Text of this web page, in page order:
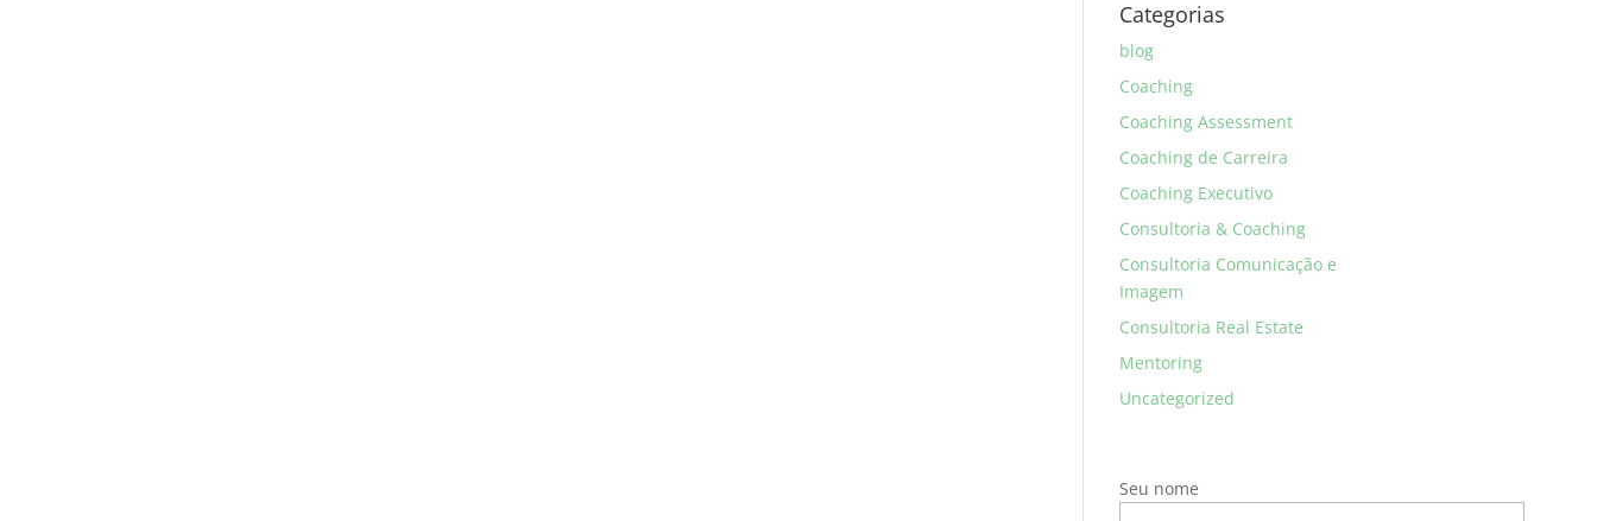
Categorias
blog
Coaching
Coaching Assessment
Coaching de Carreira
Coaching Executivo
Consultoria & Coaching
Consultoria Comunicação e
Imagem
Consultoria Real Estate
Mentoring
Uncategorized
Seu nome